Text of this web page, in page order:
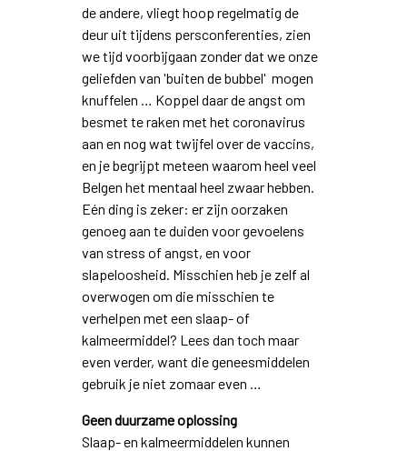
de andere, vliegt hoop regelmatig de
deur uit tijdens persconferenties, zien
we tijd voorbijgaan zonder dat we onze
geliefden van 'buiten de bubbel' mogen
knuffelen … Koppel daar de angst om
besmet te raken met het coronavirus
aan en nog wat twijfel over de vaccins,
en je begrijpt meteen waarom heel veel
Belgen het mentaal heel zwaar hebben.
Eén ding is zeker: er zijn oorzaken
genoeg aan te duiden voor gevoelens
van stress of angst, en voor
slapeloosheid. Misschien heb je zelf al
overwogen om die misschien te
verhelpen met een slaap- of
kalmeermiddel? Lees dan toch maar
even verder, want die geneesmiddelen
gebruik je niet zomaar even …
Geen duurzame oplossing
Slaap- en kalmeermiddelen kunnen